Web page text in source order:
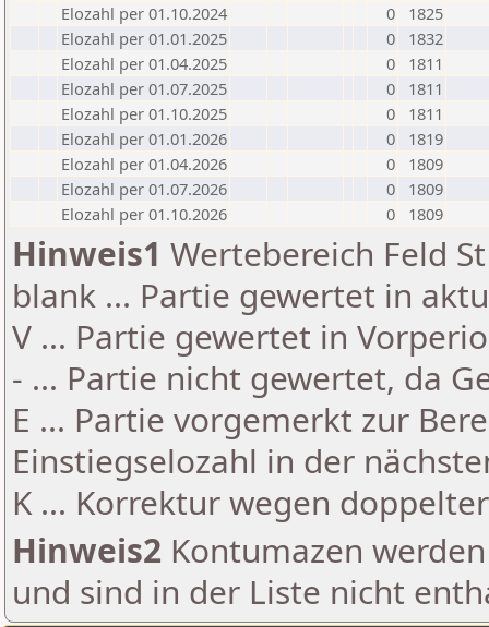
Elozahl per 01.10.2024
0
1825
Elozahl per 01.01.2025
0
1832
Elozahl per 01.04.2025
0
1811
Elozahl per 01.07.2025
0
1811
Elozahl per 01.10.2025
0
1811
Elozahl per 01.01.2026
0
1819
Elozahl per 01.04.2026
0
1809
Elozahl per 01.07.2026
0
1809
Elozahl per 01.10.2026
0 1809
Hinweis1 Wertebereich Feld
blank ... Partie gewertet in
V ... Partie gewertet in
- ... Partie nicht gewertet, da
E ... Partie vorgemerkt zur
Einstiegselozahl in der
K ... Korrektur wegen
Hinweis2 Kontumazen
und sind in der Liste nicht